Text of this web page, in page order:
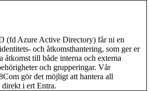
(fd Azure Active Directory) får ni en
och åtkomsthantering, som ger er
åtkomst till både interna och externa
och grupperingar. Vår
gör det möjligt att hantera all
i ert Entra.